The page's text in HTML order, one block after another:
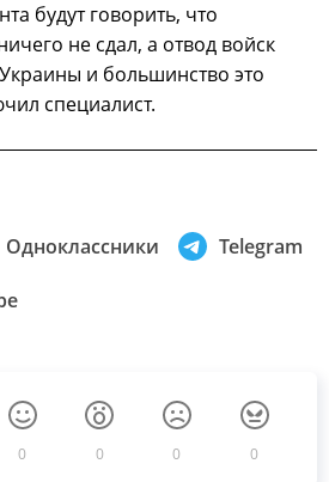
будут говорить, что
не сдал, а отвод войск
и большинство это
специалист.
Одноклассники Telegram
0 0 0 0